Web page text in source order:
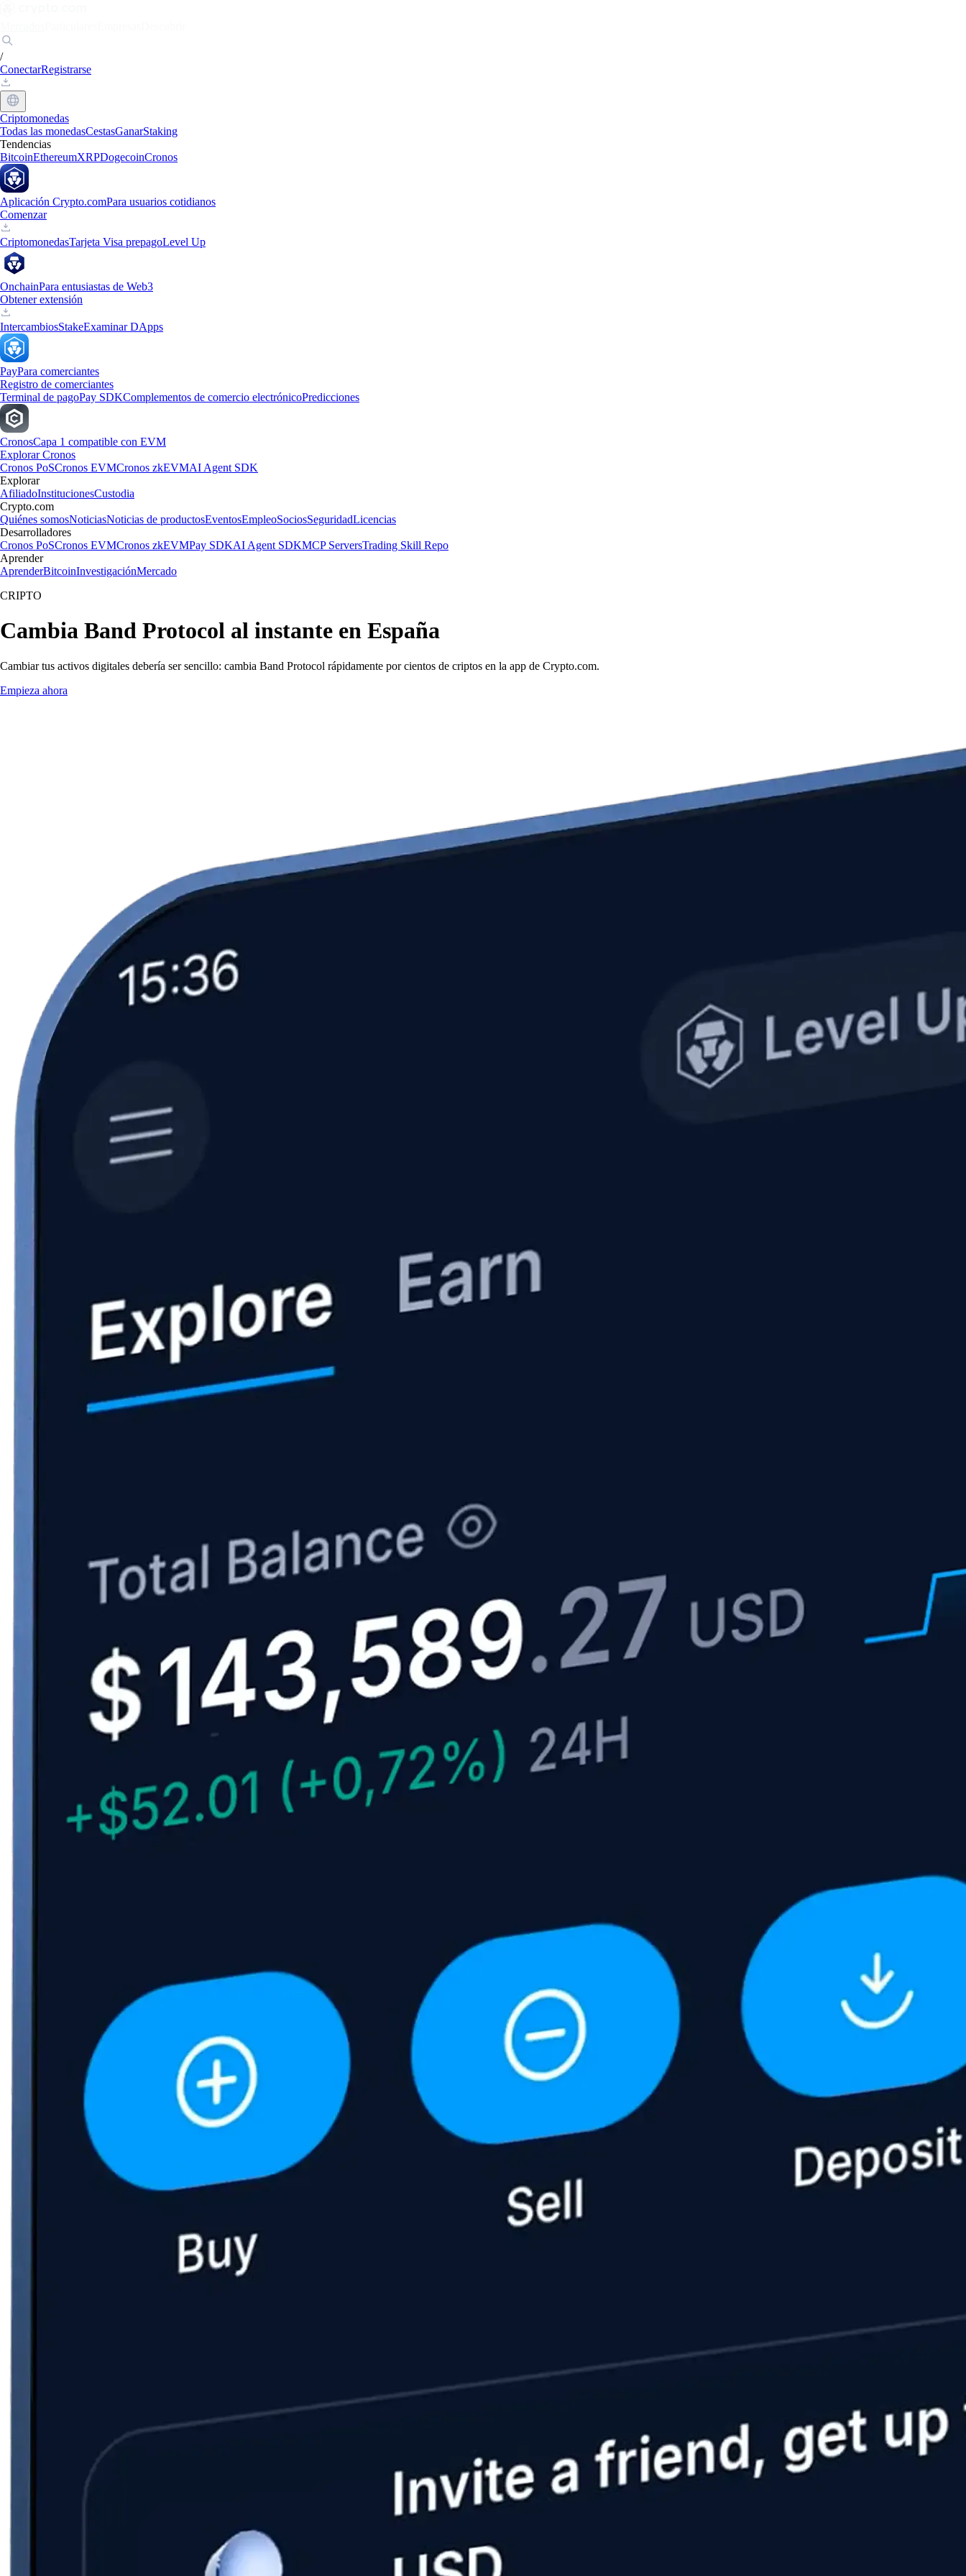
/
ConectarRegistrarse
Criptomonedas
Todas las monedasCestasGanarStaking
Tendencias
BitcoinEthereumXRPDogecoinCronos
Aplicación Crypto.comPara usuarios cotidianos
Comenzar
CriptomonedasTarjeta Visa prepagoLevel Up
OnchainPara entusiastas de Web3
Obtener extensión
IntercambiosStakeExaminar DApps
PayPara comerciantes
Registro de comerciantes
Terminal de pagoPay SDKComplementos de comercio electrónicoPredicciones
CronosCapa 1 compatible con EVM
Explorar Cronos
Cronos PoSCronos EVMCronos zkEVMAI Agent SDK
Explorar
AfiliadoInstitucionesCustodia
Crypto.com
Quiénes somosNoticiasNoticias de productosEventosEmpleoSociosSeguridadLicencias
Desarrolladores
Cronos PoSCronos EVMCronos zkEVMPay SDKAI Agent SDKMCP ServersTrading Skill Repo
Aprender
AprenderBitcoinInvestigaciónMercado
CRIPTO
Cambia Band Protocol al instante en España
Cambiar tus activos digitales debería ser sencillo: cambia Band Protocol rápidamente por cientos de criptos en la app de Crypto.com.
Empieza ahora